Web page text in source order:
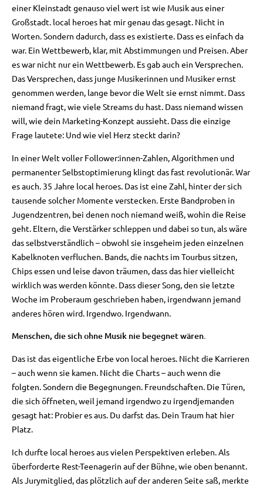
einer Kleinstadt genauso viel wert ist wie Musik aus einer
Großstadt. local heroes hat mir genau das gesagt. Nicht in
Worten. Sondern dadurch, dass es existierte. Dass es einfach da
war. Ein Wettbewerb, klar, mit Abstimmungen und Preisen. Aber
es war nicht nur ein Wettbewerb. Es gab auch ein Versprechen.
Das Versprechen, dass junge Musikerinnen und Musiker ernst
genommen werden, lange bevor die Welt sie ernst nimmt. Dass
niemand fragt, wie viele Streams du hast. Dass niemand wissen
will, wie dein Marketing-Konzept aussieht. Dass die einzige
Frage lautete: Und wie viel Herz steckt darin?
In einer Welt voller Follower:innen-Zahlen, Algorithmen und
permanenter Selbstoptimierung klingt das fast revolutionär. War
es auch. 35 Jahre local heroes. Das ist eine Zahl, hinter der sich
tausende solcher Momente verstecken. Erste Bandproben in
Jugendzentren, bei denen noch niemand weiß, wohin die Reise
geht. Eltern, die Verstärker schleppen und dabei so tun, als wäre
das selbstverständlich – obwohl sie insgeheim jeden einzelnen
Kabelknoten verfluchen. Bands, die nachts im Tourbus sitzen,
Chips essen und leise davon träumen, dass das hier vielleicht
wirklich was werden könnte. Dass dieser Song, den sie letzte
Woche im Proberaum geschrieben haben, irgendwann jemand
anderes hören wird. Irgendwo. Irgendwann.
Menschen, die sich ohne Musik nie begegnet wären.
Das ist das eigentliche Erbe von local heroes. Nicht die Karrieren
– auch wenn sie kamen. Nicht die Charts – auch wenn die
folgten. Sondern die Begegnungen. Freundschaften. Die Türen,
die sich öffneten, weil jemand irgendwo zu irgendjemanden
gesagt hat: Probier es aus. Du darfst das. Dein Traum hat hier
Platz.
Ich durfte local heroes aus vielen Perspektiven erleben. Als
überforderte Rest-Teenagerin auf der Bühne, wie oben benannt.
Als Jurymitglied, das plötzlich auf der anderen Seite saß, merkte